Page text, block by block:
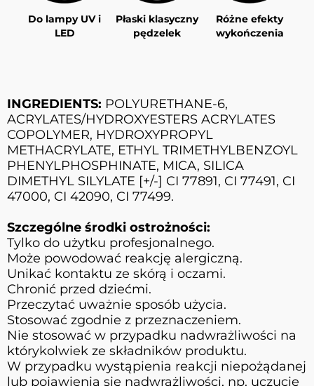
Do lampy UV i
LED
Płaski klasyczny
pędzelek
Różne efekty
wykończenia
INGREDIENTS: POLYURETHANE-6,
ACRYLATES/HYDROXYESTERS ACRYLATES
COPOLYMER, HYDROXYPROPYL
METHACRYLATE, ETHYL TRIMETHYLBENZOYL
PHENYLPHOSPHINATE, MICA, SILICA
DIMETHYL SILYLATE [+/-] CI 77891, CI 77491, CI
47000, CI 42090, CI 77499.
Szczególne środki ostrożności:
Tylko do użytku profesjonalnego.
Może powodować reakcję alergiczną.
Unikać kontaktu ze skórą i oczami.
Chronić przed dziećmi.
Przeczytać uważnie sposób użycia.
Stosować zgodnie z przeznaczeniem.
Nie stosować w przypadku nadwrażliwości na
którykolwiek ze składników produktu.
W przypadku wystąpienia reakcji niepożądanej
lub pojawienia się nadwrażliwości, np. uczucie